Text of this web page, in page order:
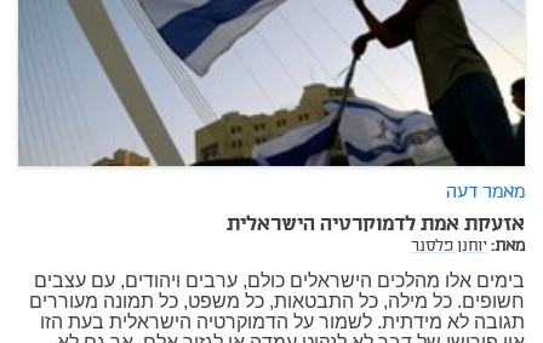
מאמר דעה
אזעקת אמת לדמוקרטיה הישראלית
מאת:יוחנן פלסנר
בימים אלו מהלכים הישראלים כולם, ערבים ויהודים, עם עצבים
חשופים. כל מילה, כל התבטאות, כל משפט, כל תמונה מעוררים
תגובה לא מידתית. לשמור על הדמוקרטיה הישראלית בעת הזו